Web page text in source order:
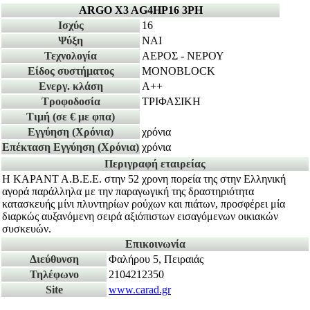
ARGO X3 AG4HP16 3PH
Ισχύς
16
Ψύξη
ΝΑΙ
Τεχνολογία
ΑΕΡΟΣ - ΝΕΡΟΥ
Είδος συστήματος
MONOBLOCK
Ενεργ. κλάση
A++
Τροφοδοσία
ΤΡΙΦΑΣΙΚΗ
Τιμή (σε € με φπα)
Εγγύηση (Χρόνια)
χρόνια
Επέκταση Εγγύηση (Χρόνια) χρόνια
Περιγραφή εταιρείας
Η ΚΑΡΑΝΤ Α.Β.Ε.Ε. στην 52 χρονη πορεία της στην Ελληνική
αγορά παράλληλα με την παραγωγική της δραστηριότητα
κατασκευής μίνι πλυντηρίων ρούχων και πιάτων, προσφέρει μία
διαρκώς αυξανόμενη σειρά αξιόπιστων εισαγόμενων οικιακών
συσκευών.
Επικοινωνία
Διεύθυνση
Φαλήρου 5, Πειραιάς
Τηλέφωνο
2104212350
Site
www.carad.gr